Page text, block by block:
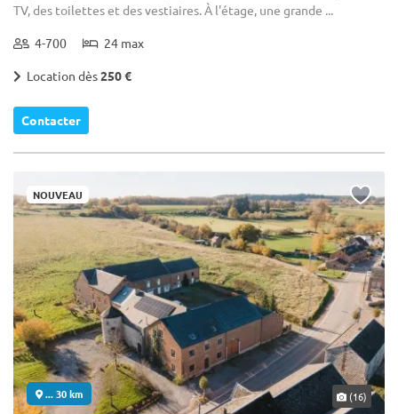
TV, des toilettes et des vestiaires. À l'étage, une grande ...
4-700 24 max
Location dès250 €
Contacter
NOUVEAU
... 30 km (16)